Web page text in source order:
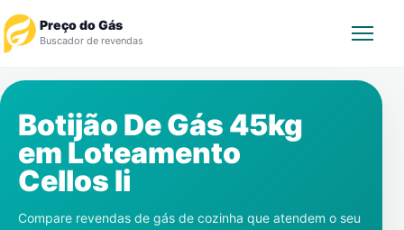
Preço do Gás
Buscador de revendas
Revendedor
Notícias
Botijão De Gás 45kg
em Loteamento
Cellos Ii
Compare revendas de gás de cozinha que atendem o seu